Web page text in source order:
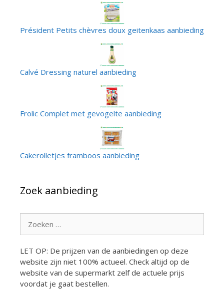
Président Petits chèvres doux geitenkaas aanbieding
Calvé Dressing naturel aanbieding
Frolic Complet met gevogelte aanbieding
Cakerolletjes framboos aanbieding
Zoek aanbieding
naar:
LET OP: De prijzen van de aanbiedingen op deze
website zijn niet 100% actueel. Check altijd op de
website van de supermarkt zelf de actuele prijs
voordat je gaat bestellen.